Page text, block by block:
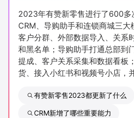
新零售大会 新零售
新零售私享会 门店经
AllValue 战略合
2023年有赞新零售进行了600多
CRM、导购助手和连锁商城三大
客户分群、外部数据导入、关系
和黑名单；导购助手打通总部到
提成、客户关系采集和数据看板
货、接入小红书和视频号小店，
有赞新零售2023都更新了什么
CRM新增了哪些重要能力